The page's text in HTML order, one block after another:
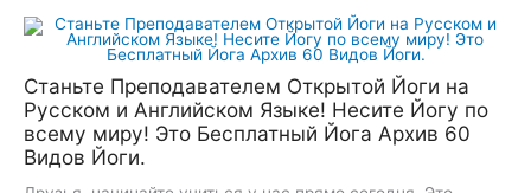
Перейти
Станьте Преподавателем Открытой Йоги на
Русском и Английском Языке! Несите Йогу по
всему миру! Это Бесплатный Йога Архив 60
Видов Йоги.